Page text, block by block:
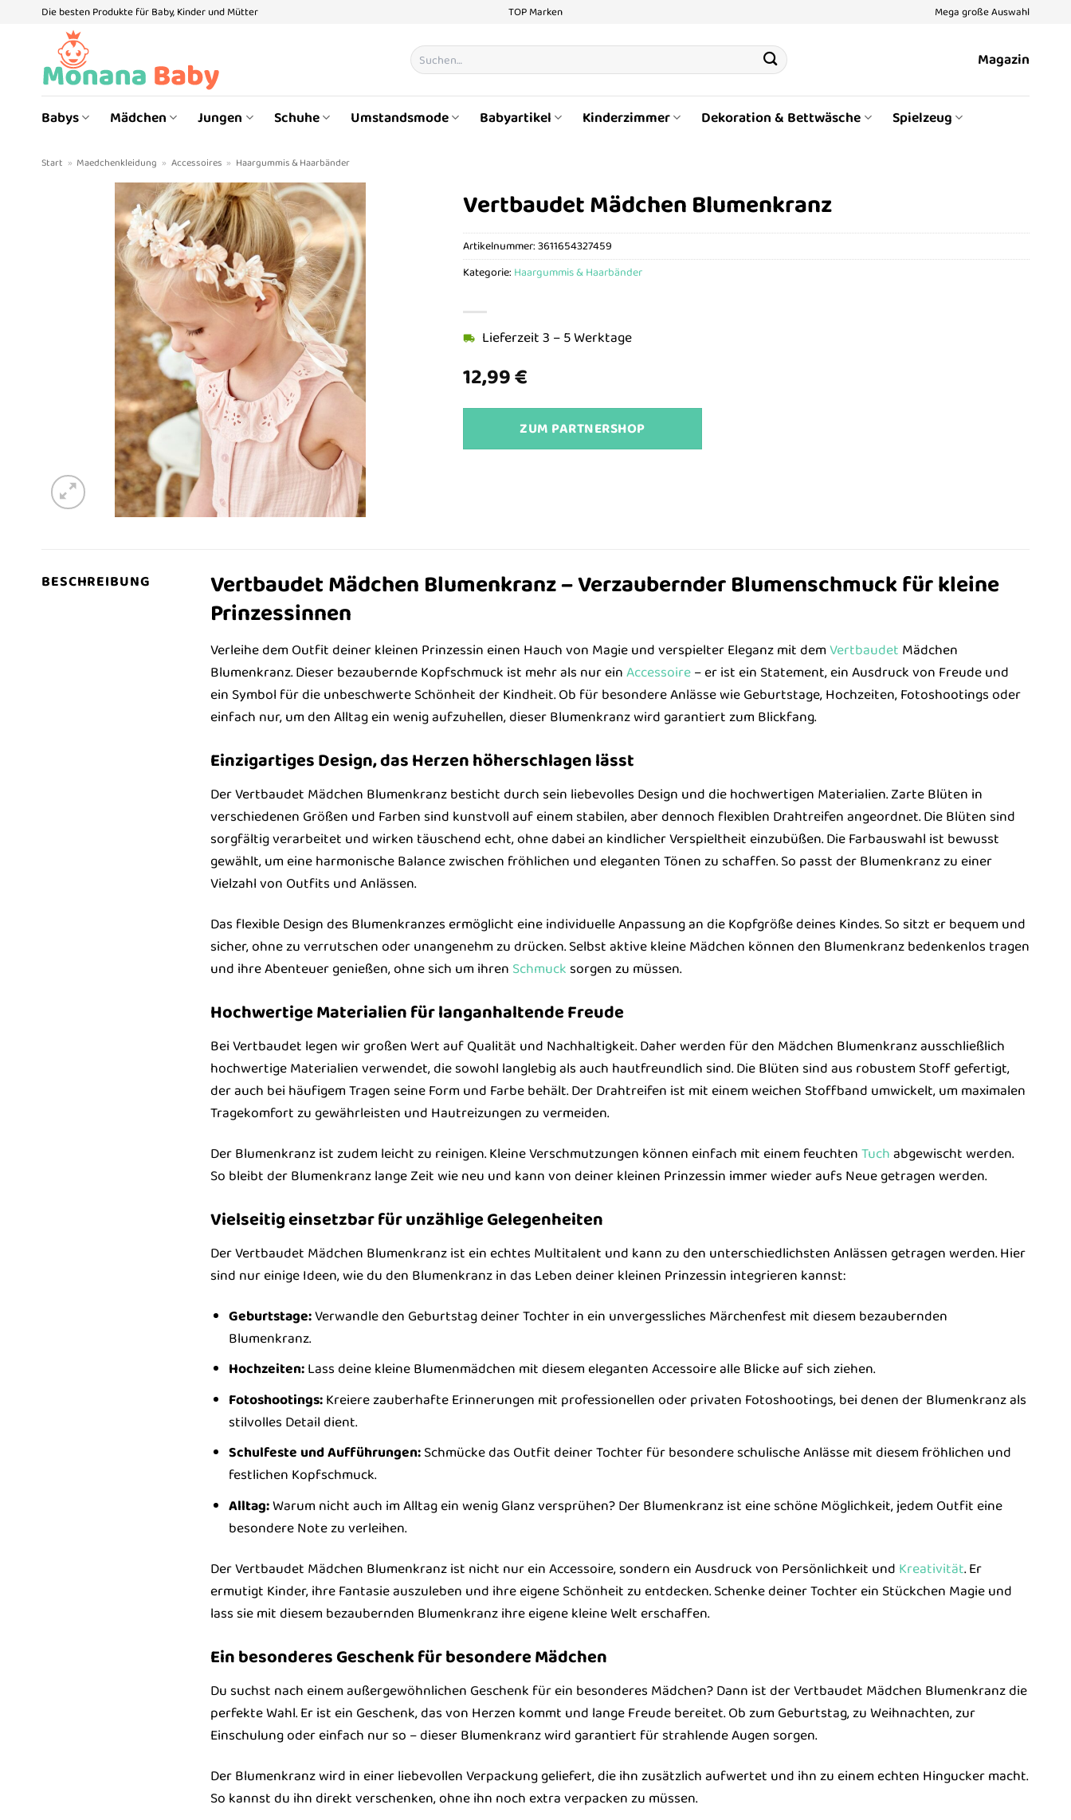
Die besten Produkte für Baby, Kinder und Mütter TOP Marken Mega große Auswahl
Suchen
nach:
Magazin
Babys Mädchen Jungen Schuhe Umstandsmode Babyartikel Kinderzimmer Dekoration & Bettwäsche Spielzeug
Start » Maedchenkleidung » Accessoires » Haargummis & Haarbänder
Vertbaudet Mädchen Blumenkranz
12,99€
Lieferzeit 3 – 5 Werktage
ZUM PARTNERSHOP
Artikelnummer:3611654327459
Kategorie: Haargummis & Haarbänder
BESCHREIBUNG
Vertbaudet Mädchen Blumenkranz – Verzaubernder Blumenschmuck für kleine
Prinzessinnen
Verleihe dem Outfit deiner kleinen Prinzessin einen Hauch von Magie und verspielter Eleganz mit demVertbaudet Mädchen
Blumenkranz. Dieser bezaubernde Kopfschmuck ist mehr als nur einAccessoire– er ist ein Statement, ein Ausdruck von Freude und
ein Symbol für die unbeschwerte Schönheit der Kindheit. Ob für besondere Anlässe wie Geburtstage, Hochzeiten, Fotoshootings oder
einfach nur, um den Alltag ein wenig aufzuhellen, dieser Blumenkranz wird garantiert zum Blickfang.
Einzigartiges Design, das Herzen höherschlagen lässt
Der Vertbaudet Mädchen Blumenkranz besticht durch sein liebevolles Design und die hochwertigen Materialien. Zarte Blüten in
verschiedenen Größen und Farben sind kunstvoll auf einem stabilen, aber dennoch flexiblen Drahtreifen angeordnet. Die Blüten sind
sorgfältig verarbeitet und wirken täuschend echt, ohne dabei an kindlicher Verspieltheit einzubüßen. Die Farbauswahl ist bewusst
gewählt, um eine harmonische Balance zwischen fröhlichen und eleganten Tönen zu schaffen. So passt der Blumenkranz zu einer
Vielzahl von Outfits und Anlässen.
Das flexible Design des Blumenkranzes ermöglicht eine individuelle Anpassung an die Kopfgröße deines Kindes. So sitzt er bequem und
sicher, ohne zu verrutschen oder unangenehm zu drücken. Selbst aktive kleine Mädchen können den Blumenkranz bedenkenlos tragen
und ihre Abenteuer genießen, ohne sich um ihren Schmuck sorgen zu müssen.
Hochwertige Materialien für langanhaltende Freude
Bei Vertbaudet legen wir großen Wert auf Qualität und Nachhaltigkeit. Daher werden für den Mädchen Blumenkranz ausschließlich
hochwertige Materialien verwendet, die sowohl langlebig als auch hautfreundlich sind. Die Blüten sind aus robustem Stoff gefertigt,
der auch bei häufigem Tragen seine Form und Farbe behält. Der Drahtreifen ist mit einem weichen Stoffband umwickelt, um maximalen
Tragekomfort zu gewährleisten und Hautreizungen zu vermeiden.
Der Blumenkranz ist zudem leicht zu reinigen. Kleine Verschmutzungen können einfach mit einem feuchtenTuchabgewischt werden.
So bleibt der Blumenkranz lange Zeit wie neu und kann von deiner kleinen Prinzessin immer wieder aufs Neue getragen werden.
Vielseitig einsetzbar für unzählige Gelegenheiten
Der Vertbaudet Mädchen Blumenkranz ist ein echtes Multitalent und kann zu den unterschiedlichsten Anlässen getragen werden. Hier
sind nur einige Ideen, wie du den Blumenkranz in das Leben deiner kleinen Prinzessin integrieren kannst:
Geburtstage:Verwandle den Geburtstag deiner Tochter in ein unvergessliches Märchenfest mit diesem bezaubernden
Blumenkranz.
Hochzeiten:Lass deine kleine Blumenmädchen mit diesem eleganten Accessoire alle Blicke auf sich ziehen.
Fotoshootings:Kreiere zauberhafte Erinnerungen mit professionellen oder privaten Fotoshootings, bei denen der Blumenkranz als
stilvolles Detail dient.
Schulfeste und Aufführungen:Schmücke das Outfit deiner Tochter für besondere schulische Anlässe mit diesem fröhlichen und
festlichen Kopfschmuck.
Alltag:Warum nicht auch im Alltag ein wenig Glanz versprühen? Der Blumenkranz ist eine schöne Möglichkeit, jedem Outfit eine
besondere Note zu verleihen.
Der Vertbaudet Mädchen Blumenkranz ist nicht nur ein Accessoire, sondern ein Ausdruck von Persönlichkeit und Kreativität. Er
ermutigt Kinder, ihre Fantasie auszuleben und ihre eigene Schönheit zu entdecken. Schenke deiner Tochter ein Stückchen Magie und
lass sie mit diesem bezaubernden Blumenkranz ihre eigene kleine Welt erschaffen.
Ein besonderes Geschenk für besondere Mädchen
Du suchst nach einem außergewöhnlichen Geschenk für ein besonderes Mädchen? Dann ist der Vertbaudet Mädchen Blumenkranz die
perfekte Wahl. Er ist ein Geschenk, das von Herzen kommt und lange Freude bereitet. Ob zum Geburtstag, zu Weihnachten, zur
Einschulung oder einfach nur so – dieser Blumenkranz wird garantiert für strahlende Augen sorgen.
Der Blumenkranz wird in einer liebevollen Verpackung geliefert, die ihn zusätzlich aufwertet und ihn zu einem echten Hingucker macht.
So kannst du ihn direkt verschenken, ohne ihn noch extra verpacken zu müssen.